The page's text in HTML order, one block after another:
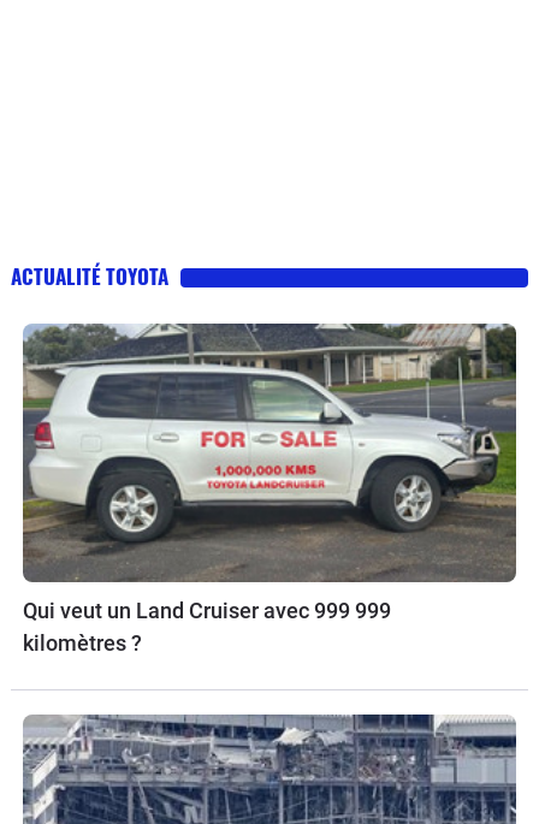
ACTUALITÉ TOYOTA
Qui veut un Land Cruiser avec 999 999
kilomètres ?